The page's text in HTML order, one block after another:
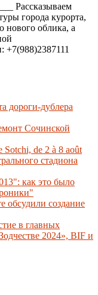
Рассказываем
города курорта,
нового облика, а
+7(988)2387111
дороги-дублера
Сочинской
Sotchi, de 2 à 8 août
стадиона
как это было
обсудили создание
в главных
2024», BIF и